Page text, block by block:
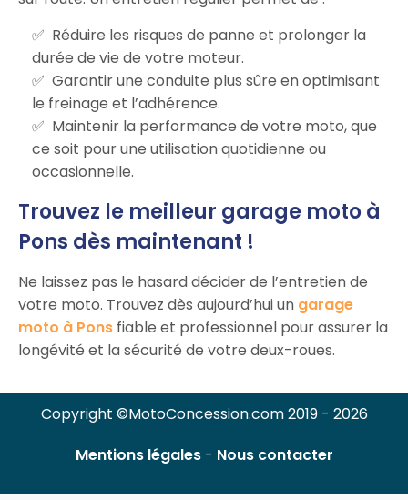
Réduire les risques de panne et prolonger la
durée de vie de votre moteur.
Garantir une conduite plus sûre en optimisant
le freinage et l’adhérence.
Maintenir la performance de votre moto, que
ce soit pour une utilisation quotidienne ou
occasionnelle.
Trouvez le meilleur garage moto à
Pons dès maintenant !
Ne laissez pas le hasard décider de l’entretien de
votre moto. Trouvez dès aujourd’hui un garage
moto à Pons fiable et professionnel pour assurer la
longévité et la sécurité de votre deux-roues.
Copyright ©MotoConcession.com 2019 - 2026
Mentions légales- Nous contacter